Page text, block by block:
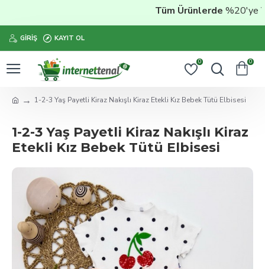
Tüm Ürünlerde%20'ye
GIRIŞ KAYIT OL
0 0
1-2-3 Yaş Payetli Kiraz Nakışlı Kiraz Etekli Kız Bebek Tütü Elbisesi
1-2-3 Yaş Payetli Kiraz Nakışlı Kiraz
Etekli Kız Bebek Tütü Elbisesi